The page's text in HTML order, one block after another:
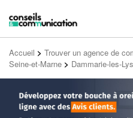
Accueil > Trouver un agence de
Seine-et-Marne > Dammarie-les-Lys